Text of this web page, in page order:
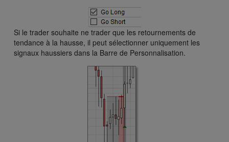
Si le trader souhaite ne trader que les retournements de
tendance à la hausse, il peut sélectionner uniquement les
signaux haussiers dans la Barre de Personnalisation.